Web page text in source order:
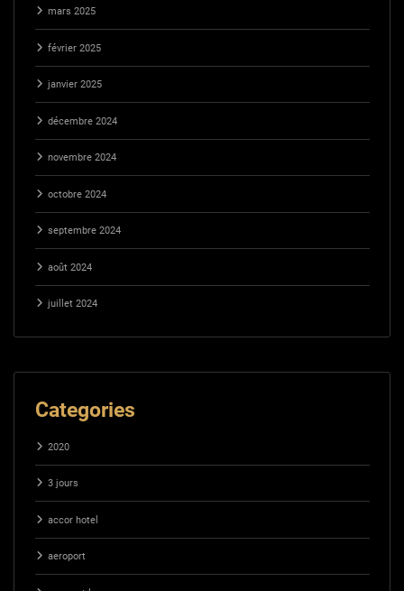
mars 2025
février 2025
janvier 2025
décembre 2024
novembre 2024
octobre 2024
septembre 2024
août 2024
juillet 2024
Categories
2020
3 jours
accor hotel
aeroport